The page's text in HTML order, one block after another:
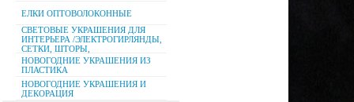
ЕЛКИ ОПТОВОЛОКОННЫЕ
СВЕТОВЫЕ УКРАШЕНИЯ ДЛЯ
ИНТЕРЬЕРА /ЭЛЕКТРОГИРЛЯНДЫ,
СЕТКИ, ШТОРЫ,
НОВОГОДНИЕ УКРАШЕНИЯ ИЗ
ПЛАСТИКА
НОВОГОДНИЕ УКРАШЕНИЯ И
ДЕКОРАЦИЯ